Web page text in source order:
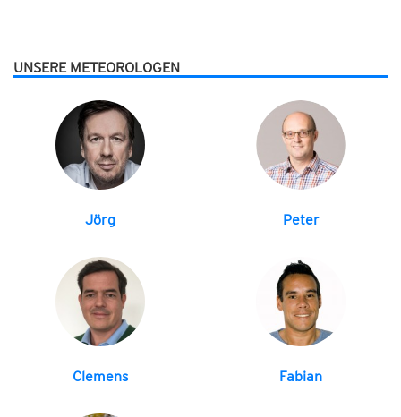
UNSERE METEOROLOGEN
Jörg Peter
Clemens Fabian